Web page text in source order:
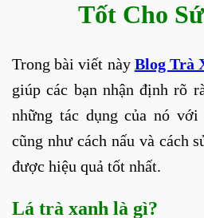
Tốt Cho
Trong bài viết này Blog Trà
giúp các bạn nhận định rõ
những tác dụng của nó
cũng như cách nấu và cách
được hiệu quả tốt nhất.
Lá trà xanh là gì?